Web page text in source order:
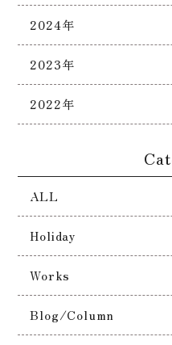
2024年
2023年
2022年
ALL
Holiday
Works
Blog/Column